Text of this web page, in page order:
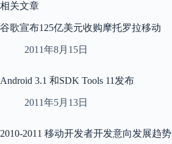
相关文章
谷歌宣布125亿美元收购摩托罗拉移动
2011年8月15日
Android 3.1 和SDK Tools 11发布
2011年5月13日
2010-2011 移动开发者开发意向发展趋势